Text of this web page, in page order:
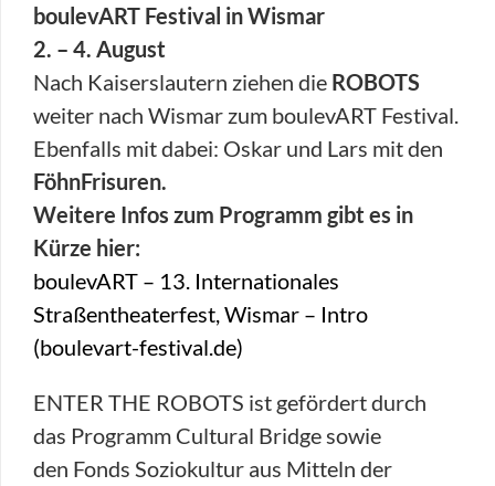
boulevART Festival in Wismar
2. – 4. August
Nach Kaiserslautern ziehen die ROBOTS
weiter nach Wismar zum boulevART Festival.
Ebenfalls mit dabei: Oskar und Lars mit den
FöhnFrisuren.
Weitere Infos zum Programm gibt es in
Kürze hier:
boulevART – 13. Internationales
Straßentheaterfest, Wismar – Intro
(boulevart-festival.de)
ENTER THE ROBOTS ist gefördert durch
das Programm Cultural Bridge sowie
den Fonds Soziokultur aus Mitteln der